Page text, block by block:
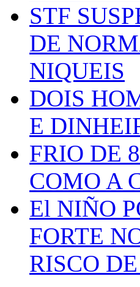
STF
DE
NIQUEIS
DOIS
E
FRIO DE
COMO A
El NIÑO
FORTE
RISCO